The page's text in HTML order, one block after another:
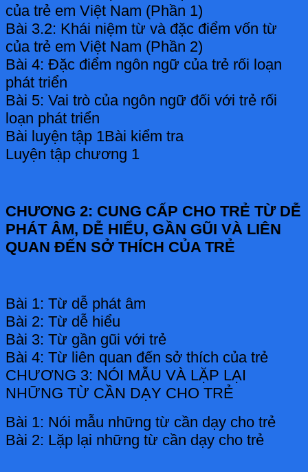
của trẻ em Việt Nam (Phần 1)
Bài 3.2: Khái niệm từ và đặc điểm vốn từ
của trẻ em Việt Nam (Phần 2)
Bài 4: Đặc điểm ngôn ngữ của trẻ rối loạn
phát triển
Bài 5: Vai trò của ngôn ngữ đối với trẻ rối
loạn phát triển
Bài luyện tập 1Bài kiểm tra
Luyện tập chương 1
CHƯƠNG 2: CUNG CẤP CHO TRẺ TỪ DỄ
PHÁT ÂM, DỄ HIỂU, GẦN GŨI VÀ LIÊN
QUAN ĐẾN SỞ THÍCH CỦA TRẺ
Bài 1: Từ dễ phát âm
Bài 2: Từ dễ hiểu
Bài 3: Từ gần gũi với trẻ
Bài 4: Từ liên quan đến sở thích của trẻ
CHƯƠNG 3: NÓI MẪU VÀ LẶP LẠI
NHỮNG TỪ CẦN DẠY CHO TRẺ
Bài 1: Nói mẫu những từ cần dạy cho trẻ
Bài 2: Lặp lại những từ cần dạy cho trẻ